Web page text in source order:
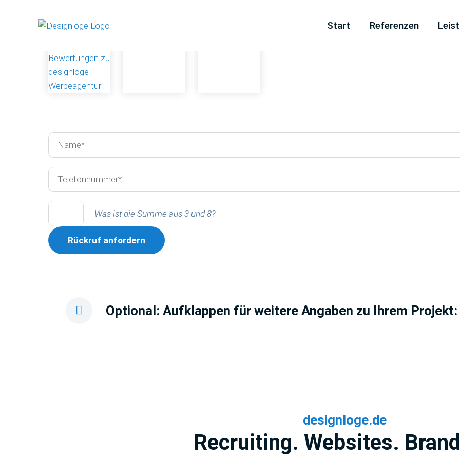
überspringen
Start Referenzen
Was ist die Summe aus 3 und 8?
Rückruf anfordern
Optional: Aufklappen für weitere Angaben zu Ihrem Projekt:
designloge.de
Recruiting. Websites.